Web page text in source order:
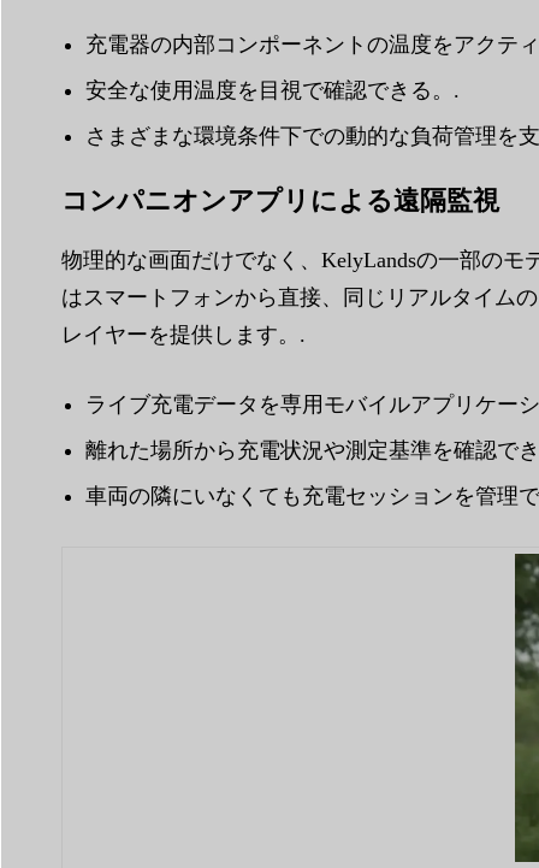
充電器の内部コンポーネントの温度をアクテ
安全な使用温度を目視で確認できる。.
さまざまな環境条件下での動的な負荷管理を
コンパニオンアプリによる遠隔監視
物理的な画面だけでなく、KelyLandsの一部の
はスマートフォンから直接、同じリアルタイム
レイヤーを提供します。.
ライブ充電データを専用モバイルアプリケー
離れた場所から充電状況や測定基準を確認で
車両の隣にいなくても充電セッションを管理